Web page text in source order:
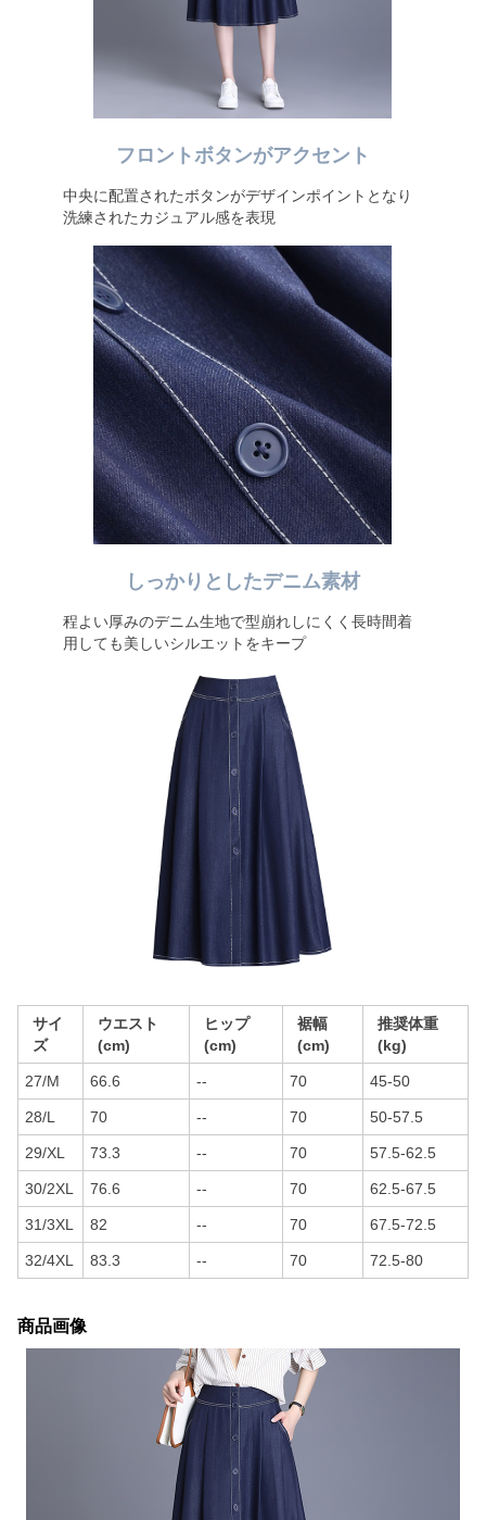
フロントボタンがアクセント
中央に配置されたボタンがデザインポイントとなり
洗練されたカジュアル感を表現
しっかりとしたデニム素材
程よい厚みのデニム生地で型崩れしにくく長時間着
用しても美しいシルエットをキープ
サイ
ズ
ウエスト
(cm)
ヒップ
(cm)
裾幅
(cm)
推奨体重
(kg)
27/M 66.6 -- 70 45-50
28/L 70 -- 70 50-57.5
29/XL 73.3 -- 70 57.5-62.5
30/2XL 76.6 -- 70 62.5-67.5
31/3XL 82 -- 70 67.5-72.5
32/4XL 83.3 -- 70 72.5-80
商品画像